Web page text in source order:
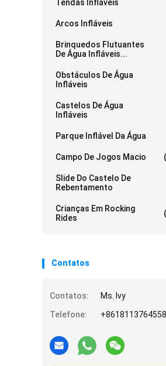
Tendas Infláveis
Arcos Infláveis
Brinquedos Flutuantes
De Água Infláveis...
Obstáculos De Água
Infláveis
Castelos De Água
Infláveis
Parque Inflável Da Água
Campo De Jogos Macio
Slide Do Castelo De
Rebentamento
Crianças Em Rocking
Rides
Contatos
Contatos:
Ms. Ivy
Telefone:
+8618113764558